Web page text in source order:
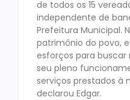
de todos os 15
independente de
Prefeitura Municipal.
patrimônio do povo,
esforços para
seu pleno
serviços prestados à
declarou Edgar.